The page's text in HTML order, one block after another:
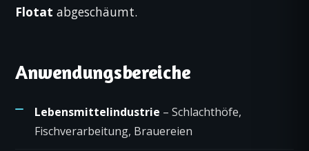
Flotat abgeschäumt.
Anwendungsbereiche
Lebensmittelindustrie – Schlachthöfe,
Fischverarbeitung, Brauereien